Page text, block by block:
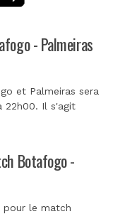
- Palmeiras
et Palmeiras sera
22h00. Il s'agit
Botafogo -
pour le match